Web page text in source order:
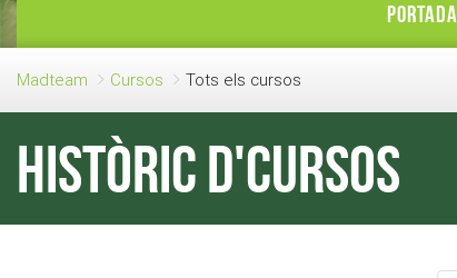
PORTADA
Madteam Cursos Tots els cursos
Històric d'cursos